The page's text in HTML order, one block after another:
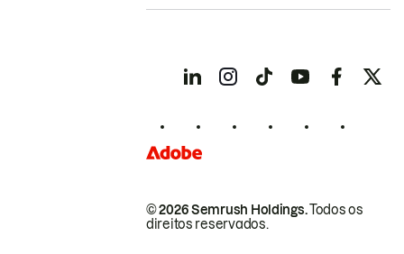
© 2026 Semrush Holdings.Todos os
direitos reservados.